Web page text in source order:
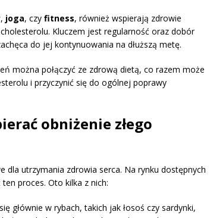
, joga, czy fitness, również wspierają zdrowie
Kluczem jest regularność oraz dobór
do jej kontynuowania na dłuższą metę.
można połączyć ze zdrową dietą, co razem może
i przyczynić się do ogólnej poprawy
obniżenie złego
dla utrzymania zdrowia serca. Na rynku dostępnych
proces. Oto kilka z nich:
głównie w rybach, takich jak łosoś czy sardynki,